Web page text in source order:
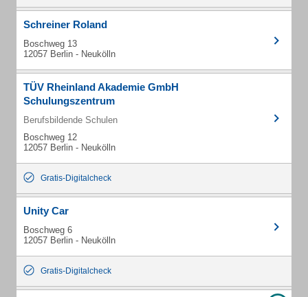
Schreiner Roland
Boschweg 13
12057 Berlin - Neukölln
TÜV Rheinland Akademie GmbH
Schulungszentrum
Berufsbildende Schulen
Boschweg 12
12057 Berlin - Neukölln
Gratis-Digitalcheck
Unity Car
Boschweg 6
12057 Berlin - Neukölln
Gratis-Digitalcheck